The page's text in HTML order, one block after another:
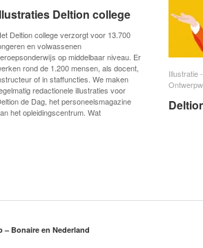
Deltion college
Deltion college verzorgt voor 13.700
en volwassenen
op middelbaar niveau. Er
rond de 1.200 mensen, als docent,
of in staffuncties. We maken
redactionele illustraties voor
de Dag, het personeelsmagazine
het opleidingscentrum. Wat
Deltion college
Illustratie
Illustratie
Bonaire en Nederland